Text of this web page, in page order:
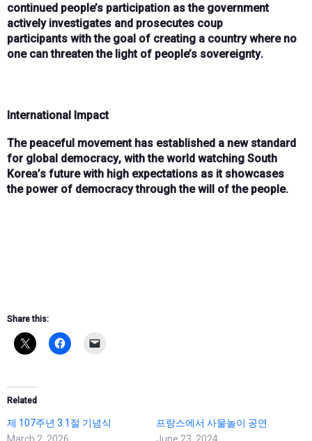
continued people’s participation as the government
actively investigates and prosecutes coup
participants with the goal of creating a country where no
one can threaten the light of people’s sovereignty.
International Impact
The peaceful movement has established a new standard
for global democracy, with theworld watching South
Korea’s future with high expectations as it showcases
the power of democracy through the will of the people.
Share this:
Related
제 107주년 3.1절 기념식
March 2, 2026
프랑스에서 사물놀이 공연
June 23, 2024